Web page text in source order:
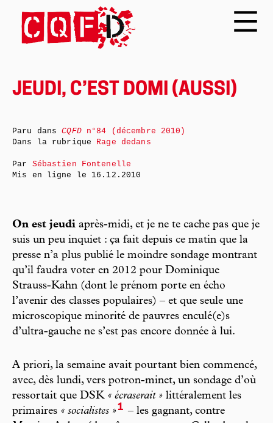
JEUDI, C’EST DOMI (AUSSI)
On est jeudi après-midi, et je ne te cache pas que je
suis un peu inquiet : ça fait depuis ce matin que la
presse n’a plus publié le moindre sondage montrant
qu’il faudra voter en 2012 pour Dominique
Strauss-Kahn (dont le prénom porte en écho
l’avenir des classes populaires) – et que seule une
microscopique minorité de pauvres enculé(e)s
d’ultra-gauche ne s’est pas encore donnée à lui.
A priori, la semaine avait pourtant bien commencé,
avec, dès lundi, vers potron-minet, un sondage d’où
ressortait que DSK « écraserait » littéralement les
primaires « socialistes »1 – les gagnant, contre
Paru dansCQFDn°84 (décembre 2010)
Dans la rubrique Rage dedans
Par Sébastien Fontenelle
Mis en ligne le 16.12.2010